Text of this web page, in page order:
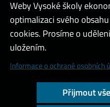
Admin
Cookies a ochrana
Přístupnost webu
Weby Vysoké školy
optimalizaci svého
cookies. Prosíme o
uložením.
Informace o ochraně osobních
Přijmout